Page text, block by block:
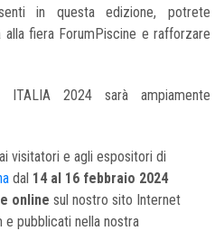
in questa edizione, potrete
fiera ForumPiscine e rafforzare
ITALIA 2024 sarà ampiamente
visitatori e agli espositori di
dal 14 al 16 febbraio 2024
online sul nostro sito Internet
e pubblicati nella nostra